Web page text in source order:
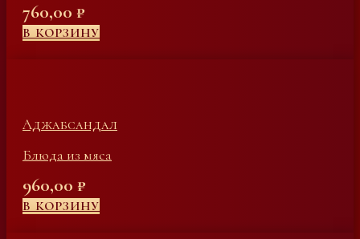
760,00 ₽
В КОРЗИНУ
Аджабсандал
Блюда из мяса
960,00 ₽
В КОРЗИНУ